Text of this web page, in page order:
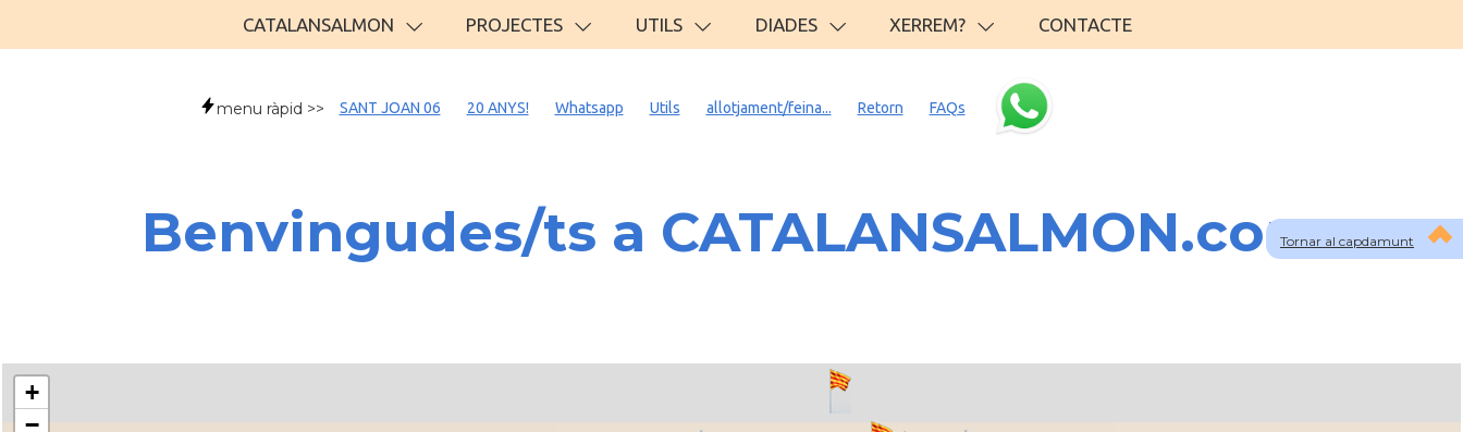
CATALANSALMON PROJECTES UTILS DIADES XERREM? CONTACTE
Tornar al capdamunt
menu ràpid >> SANT JOAN 06 20 ANYS! Whatsapp Utils allotjament/feina... Retorn FAQs
Benvingudes/ts a CATALANSALMON.com
+
−